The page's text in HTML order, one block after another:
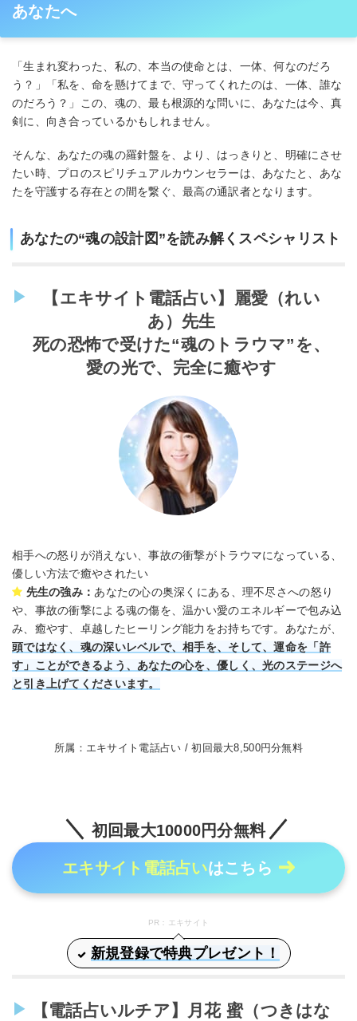
あなたへ
「生まれ変わった、私の、本当の使命とは、一体、何なのだろ
う？」「私を、命を懸けてまで、守ってくれたのは、一体、誰な
のだろう？」この、魂の、最も根源的な問いに、あなたは今、真
剣に、向き合っているかもしれません。
そんな、あなたの魂の羅針盤を、より、はっきりと、明確にさせ
たい時、プロのスピリチュアルカウンセラーは、あなたと、あな
たを守護する存在との間を繋ぐ、最高の通訳者となります。
あなたの“魂の設計図”を読み解くスペシャリスト
【エキサイト電話占い】麗愛（れい
あ）先生
死の恐怖で受けた“魂のトラウマ”を、
愛の光で、完全に癒やす
相手への怒りが消えない、事故の衝撃がトラウマになっている、
優しい方法で癒やされたい
先生の強み： あなたの心の奥深くにある、理不尽さへの怒り
や、事故の衝撃による魂の傷を、温かい愛のエネルギーで包み込
み、癒やす、卓越したヒーリング能力をお持ちです。あなたが、
頭ではなく、魂の深いレベルで、相手を、そして、運命を「許
す」ことができるよう、あなたの心を、優しく、光のステージへ
と引き上げてくださいます。
所属：エキサイト電話占い / 初回最大8,500円分無料
初回最大10000円分無料
エキサイト電話占いはこちら
PR：エキサイト
新規登録で特典プレゼント！
【電話占いルチア】月花 蜜（つきはな